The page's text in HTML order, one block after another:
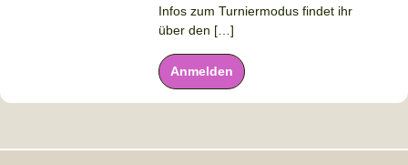
Infos zum Turniermodus findet ihr
über den […]
Anmelden